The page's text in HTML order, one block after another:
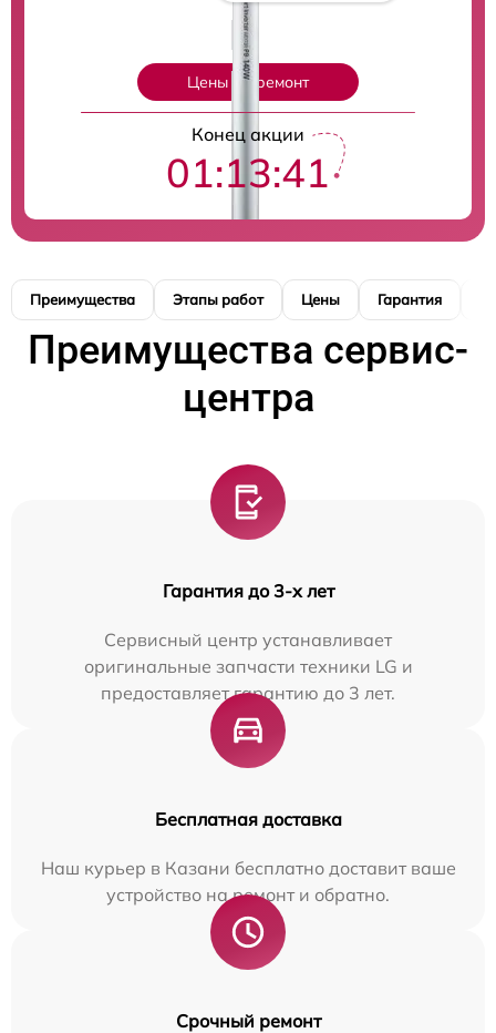
Цены на ремонт
Конец акции
01:13:40
Преимущества Этапы работ Цены Гарантия
Преимущества сервис-
центра
Гарантия до 3-х лет
Сервисный центр устанавливает
оригинальные запчасти техники LG и
предоставляет гарантию до 3 лет.
Бесплатная доставка
Наш курьер в Казани бесплатно доставит ваше
устройство на ремонт и обратно.
Срочный ремонт